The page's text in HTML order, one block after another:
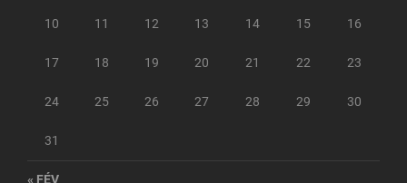
10 11 12 13 14 15 16
17 18 19 20 21 22 23
24 25 26 27 28 29 30
31
« FÉV